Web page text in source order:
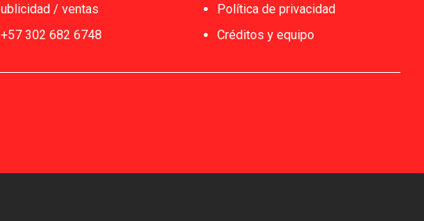
/ ventas
+57 302 682 6748
Política de privacidad
Créditos y equipo